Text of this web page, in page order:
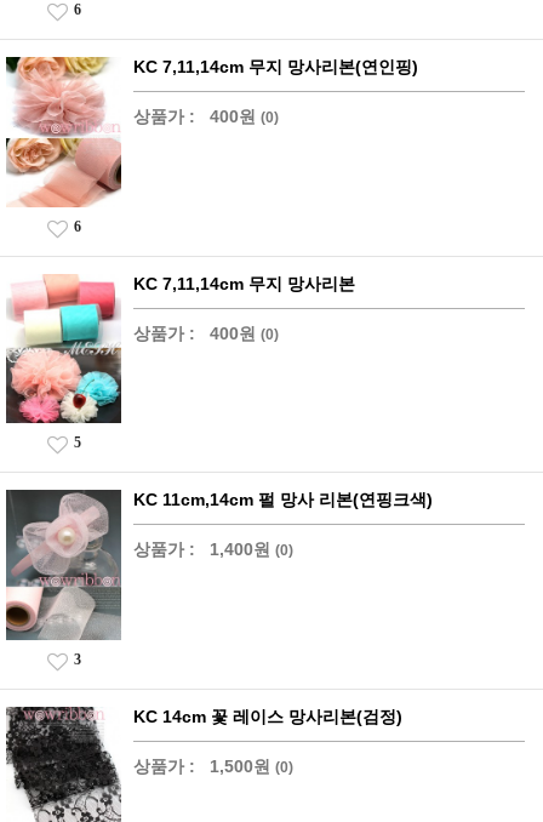
6
KC 7,11,14cm 무지 망사리본(연인핑)
상품가 : 400원 (0)
6
KC 7,11,14cm 무지 망사리본
상품가 : 400원 (0)
5
KC 11cm,14cm 펄 망사 리본(연핑크색)
상품가 : 1,400원 (0)
3
KC 14cm 꽃 레이스 망사리본(검정)
상품가 : 1,500원 (0)